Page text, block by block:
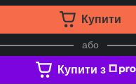
Купити
або
Купити з